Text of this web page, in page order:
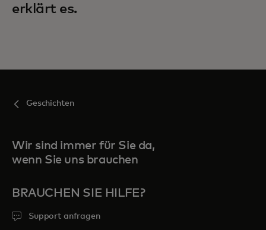
erklärt es.
Geschichten
Wir sind immer für Sie da,
wenn Sie uns brauchen
BRAUCHEN SIE HILFE?
Support anfragen